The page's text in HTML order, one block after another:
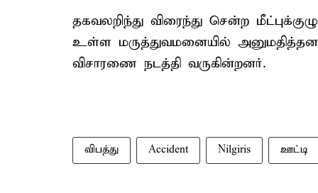
தகவலறிந்து விரைந்து சென்ற
உள்ள மருத்துவமனையில்
விசாரணை நடத்தி வருகின்றனர்.
விபத்து Accident Nilgiris ஊட்டி